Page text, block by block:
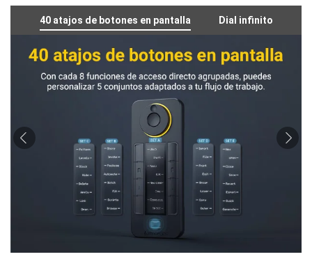
40 atajos de botones en pantalla Dial infinito